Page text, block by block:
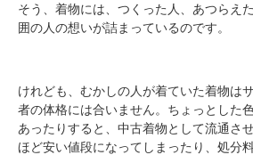
そう、着物には、つくった人、あつらえ
囲の人の想いが詰まっているのです。
けれども、むかしの人が着ていた着物は
者の体格には合いません。ちょっとした
あったりすると、中古着物として流通さ
ほど安い値段になってしまったり、処分